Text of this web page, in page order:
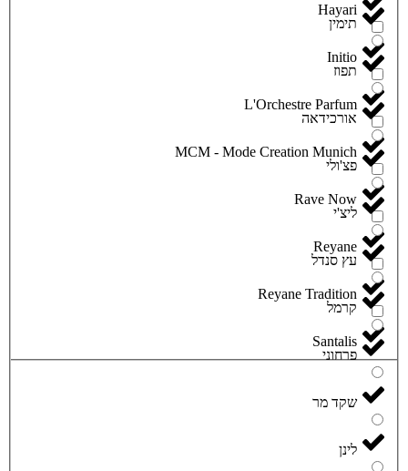
Hayari
Initio
L'Orchestre Parfum
MCM - Mode Creation Munich
Rave Now
Reyane
Reyane Tradition
Santalis
תימין
תפוז
אורכידאה
פצ'ולי
ליצ'י
עץ סנדל
קרמל
פרחוני
שקד מר
לינן